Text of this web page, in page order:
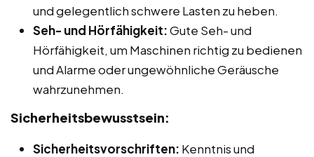
und gelegentlich schwere Lasten zu heben.
Seh- und Hörfähigkeit:Gute Seh- und
Hörfähigkeit, um Maschinen richtig zu bedienen
und Alarme oder ungewöhnliche Geräusche
wahrzunehmen.
Sicherheitsbewusstsein:
Sicherheitsvorschriften: Kenntnis und